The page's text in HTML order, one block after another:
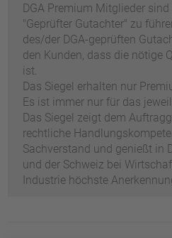
DGA Premium Mitglieder sind
"Geprüfter Gutachter" zu
des/der DGA-geprüften
den Kunden, dass die nötige
ist.
Das Siegel erhalten nur
Es ist immer nur für das
Das Siegel zeigt dem
rechtliche
Sachverstand und genießt in
und der Schweiz bei
Industrie höchste